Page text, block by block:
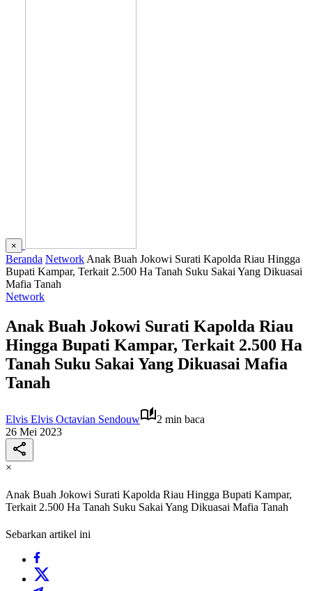
×
Beranda Network Anak Buah Jokowi Surati Kapolda Riau Hingga
Bupati Kampar, Terkait 2.500 Ha Tanah Suku Sakai Yang Dikuasai
Mafia Tanah
Network
Anak Buah Jokowi Surati Kapolda Riau
Hingga Bupati Kampar, Terkait 2.500 Ha
Tanah Suku Sakai Yang Dikuasai Mafia
Tanah
Elvis Elvis Octavian Sendouw
2 min baca
26 Mei 2023
×
Anak Buah Jokowi Surati Kapolda Riau Hingga Bupati Kampar,
Terkait 2.500 Ha Tanah Suku Sakai Yang Dikuasai Mafia Tanah
Sebarkan artikel ini